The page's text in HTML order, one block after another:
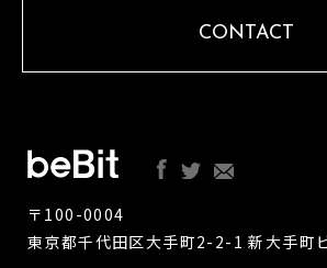
CONTACT
〒100-0004
東京都千代田区大手町2-2-1 新大手町